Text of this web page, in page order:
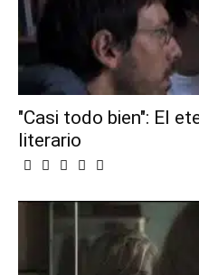
"Casi todo bien": El
literario